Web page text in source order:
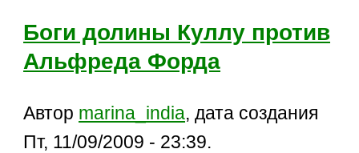
Боги долины Куллу против
Альфреда Форда
Автор marina_india, дата создания
Пт, 11/09/2009 - 23:39.